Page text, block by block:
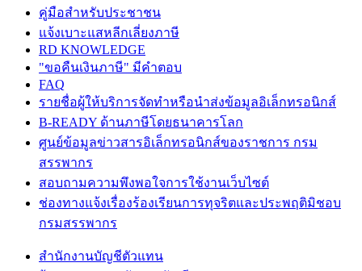
คู่มือสำหรับประชาชน
แจ้งเบาะแสหลีกเลี่ยงภาษี
RD KNOWLEDGE
"ขอคืนเงินภาษี" มีคำตอบ
FAQ
รายชื่อผู้ให้บริการจัดทำหรือนำส่งข้อมูลอิเล็กทรอนิกส์
B-READY ด้านภาษีโดยธนาคารโลก
ศูนย์ข้อมูลข่าวสารอิเล็กทรอนิกส์ของราชการ กรม
สรรพากร
สอบถามความพึงพอใจการใช้งานเว็บไซต์
ช่องทางแจ้งเรื่องร้องเรียนการทุจริตและประพฤติมิชอบ
กรมสรรพากร
สำนักงานบัญชีตัวแทน